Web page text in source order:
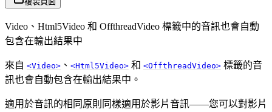
Video、Html5Video 和 OffthreadVideo 標籤中的音訊也會自動
包含在輸出結果中
來自 <Video> 、 <Html5Video> 和 <OffthreadVideo> 標籤的音
訊也會自動包含在輸出結果中。
適用於音訊的相同原則同樣適用於影片音訊——您可以對影片